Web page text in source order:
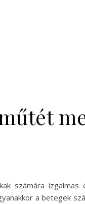
számára
a betegek